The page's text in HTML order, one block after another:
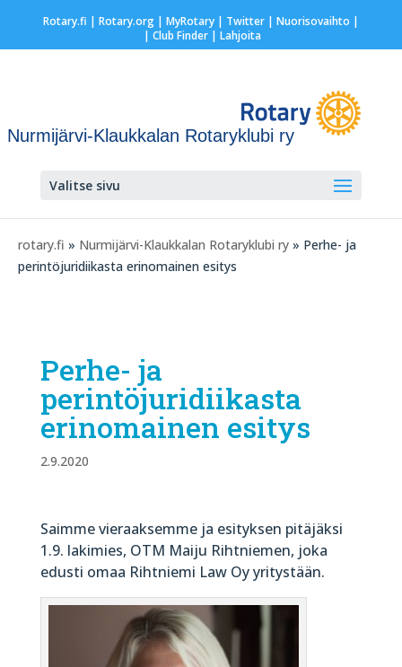
Rotary.fi | Rotary.org| MyRotary| Twitter| Nuorisovaihto |
| Club Finder| Lahjoita
Nurmijärvi-Klaukkalan Rotaryklubi ry
Valitse sivu
rotary.fi » Nurmijärvi-Klaukkalan Rotaryklubi ry » Perhe- ja
perintöjuridiikasta erinomainen esitys
Perhe- ja
perintöjuridiikasta
erinomainen esitys
2.9.2020
Saimme vieraaksemme ja esityksen pitäjäksi
1.9. lakimies, OTM Maiju Rihtniemen, joka
edusti omaa Rihtniemi Law Oy yritystään.